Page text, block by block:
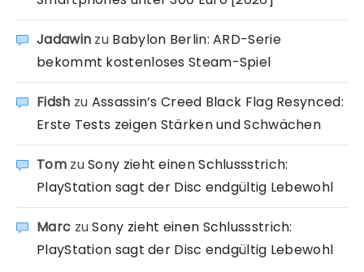
Jadawin zu Babylon Berlin: ARD-Serie
bekommt kostenloses Steam-Spiel
Fidsh zu Assassin’s Creed Black Flag Resynced:
Erste Tests zeigen Stärken und Schwächen
TomzuSony zieht einen Schlussstrich:
PlayStation sagt der Disc endgültig Lebewohl
Marc zuSony zieht einen Schlussstrich:
PlayStation sagt der Disc endgültig Lebewohl